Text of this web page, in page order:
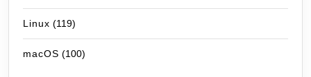
Linux (119)
macOS (100)